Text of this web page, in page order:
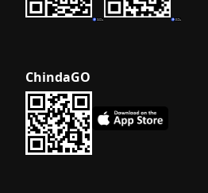
ChindaGO